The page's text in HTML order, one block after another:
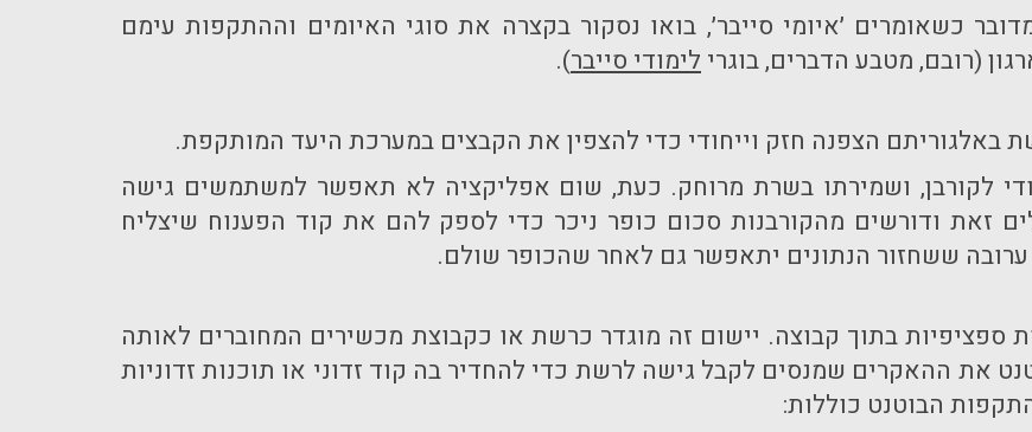
כשאומרים ׳איומי סייבר׳, בואו נסקור בקצרה את סוגי האיומים וההתקפות עימם
(רובם, מטבע הדברים, בוגרי לימודי סייבר).
הצפנה חזק וייחודי כדי להצפין את הקבצים במערכת היעד המותקפת.
לקורבן, ושמירתו בשרת מרוחק. כעת, שום אפליקציה לא תאפשר למשתמשים גישה
זאת ודורשים מהקורבנות סכום כופר ניכר כדי לספק להם את קוד הפענוח שיצליח
ששחזור הנתונים יתאפשר גם לאחר שהכופר שולם.
ספציפיות בתוך קבוצה. יישום זה מוגדר כרשת או כקבוצת מכשירים המחוברים לאותה
את ההאקרים שמנסים לקבל גישה לרשת כדי להחדיר בה קוד זדוני או תוכנות זדוניות
הבוטנט כוללות: